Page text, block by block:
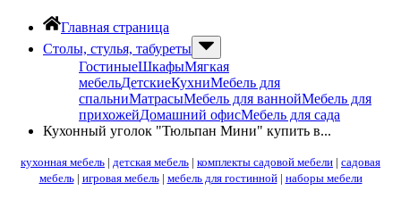
Главная страница
Столы, стулья, табуреты
ГостиныеШкафыМягкая
мебельДетскиеКухниМебель для
спальниМатрасыМебель для ваннойМебель для
прихожейДомашний офисМебель для сада
Кухонный уголок "Тюльпан Мини" купить в...
кухонная мебель | детская мебель | комплекты садовой мебели | садовая
мебель| игровая мебель| мебель для гостинной| наборы мебели